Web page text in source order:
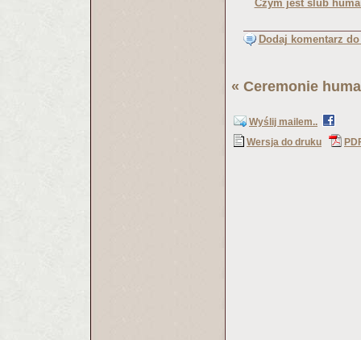
Czym jest ślub
Dodaj komentarz
« Ceremonie
Wyślij mailem..
Wersja do druku